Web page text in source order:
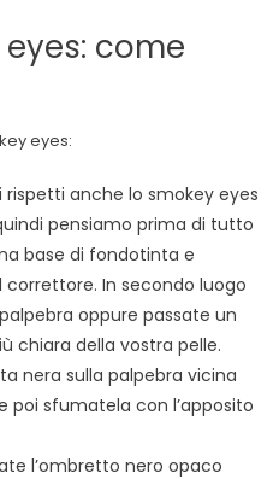
come
eyes:
anche lo smokey eyes
pensiamo prima di tutto
base di fondotinta e
In secondo luogo
oppure passate un
chiara della vostra pelle.
nera sulla palpebra vicina
poi sfumatela con l’apposito
l’ombretto nero opaco